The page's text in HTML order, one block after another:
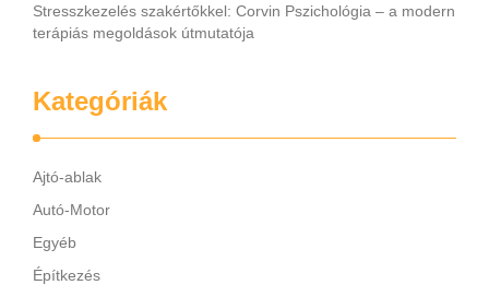
Stresszkezelés szakértőkkel: Corvin Pszichológia – a modern
terápiás megoldások útmutatója
Kategóriák
Ajtó-ablak
Autó-Motor
Egyéb
Építkezés